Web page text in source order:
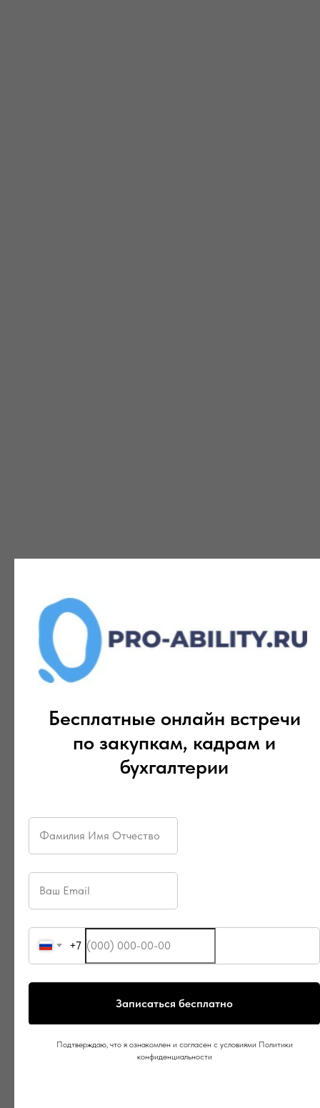
Бесплатные онлайн встречи
по закупкам, кадрам и
бухгалтерии
+7
Записаться бесплатно
Подтверждаю, что я ознакомлен и согласен с условиями Политики
конфиденциальности